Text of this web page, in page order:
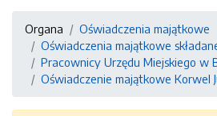
Organa
Oświadczenia majątkowe
Oświadczenia majątkowe
Pracownicy Urzędu Miejskiego w
Oświadczenie majątkowe Korwel